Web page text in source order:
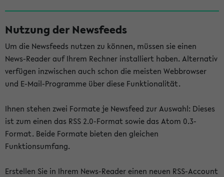
Nutzung der Newsfeeds
Um die Newsfeeds nutzen zu können, müssen sie einen
News-Reader auf Ihrem Rechner installiert haben. Alternativ
verfügen inzwischen auch schon die meisten Webbrowser
und E-Mail-Programme über diese Funktionalität.
Ihnen stehen zwei Formate je Newsfeed zur Auswahl: Dieses
ist zum einen das RSS 2.0-Format sowie das Atom 0.3-
Format. Beide Formate bieten den gleichen
Funktionsumfang.
Erstellen Sie in Ihrem News-Reader einen neuen RSS-Account